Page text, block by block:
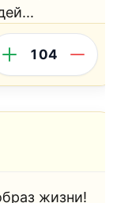
104
жизни!